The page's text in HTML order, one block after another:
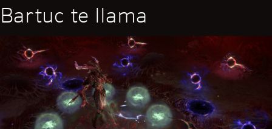
Bartuc te llama